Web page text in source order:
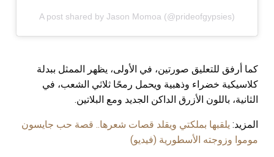
A post shared by Jason Momoa (@prideofgypsies)
كما أرفق للتعليق صورتين، في الأولى، يظهر الممثل ببدلة
كلاسيكية خضراء وذهبية ويحمل رمحًا ثلاثي الشعب، في
الثانية، باللون الأزرق الداكن الجديد ومع البلاتين.
المزيد: يلقبها بملكتي ويقلد قصات شعرها.. قصة حب جايسون
موموا وزوجته الأسطورية (فيديو)